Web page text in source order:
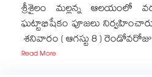
శ్రీశైలం మల్లన్న ఆలయంలో
ఘట్టాభిషేకం పూజలు
శనివారం ( ఆగస్టు 8 )
Read More